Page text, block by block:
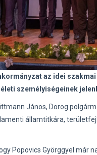
az idei
személyiségeinek
János, Dorog
államtitkára,
Popovics Györggyel már